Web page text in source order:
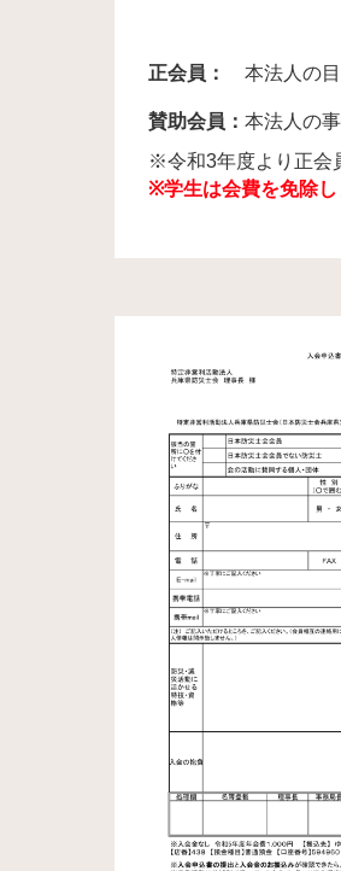
正会員： 本法人の目
賛助会員： 本法人の
※令和3年度より正会
※学生は会費を免除し